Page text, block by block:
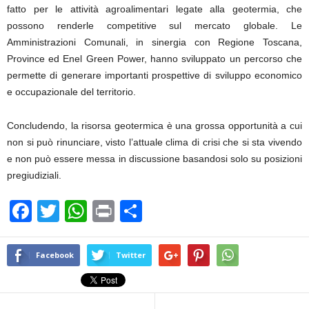
fatto per le attività agroalimentari legate alla geotermia, che
possono renderle competitive sul mercato globale. Le
Amministrazioni Comunali, in sinergia con Regione Toscana,
Province ed Enel Green Power, hanno sviluppato un percorso che
permette di generare importanti prospettive di sviluppo economico
e occupazionale del territorio.
Concludendo, la risorsa geotermica è una grossa opportunità a cui
non si può rinunciare, visto l’attuale clima di crisi che si sta vivendo
e non può essere messa in discussione basandosi solo su posizioni
pregiudiziali.
F
a
c
b
T
wi
tt
W
h
at
s
A
Pr
in
t
o
n
vi
Facebook Twitter